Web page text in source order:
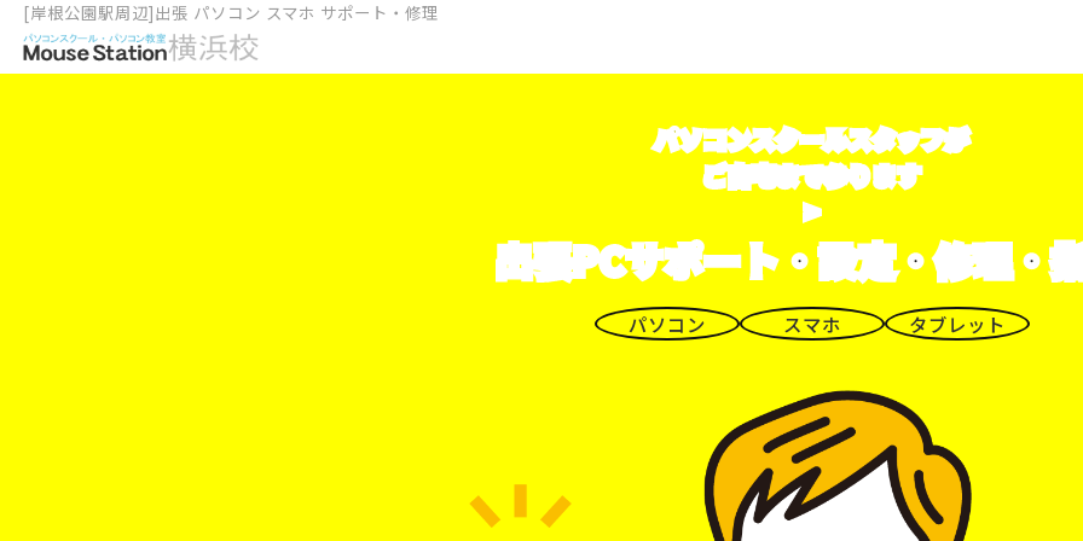
[岸根公園駅周辺]出張 パソコン スマホ サポート・修理
パソコンスクールスタッフが
ご自宅まで参ります
>
出張PCサポート・設定・修理・
パソコン スマホ タブレット